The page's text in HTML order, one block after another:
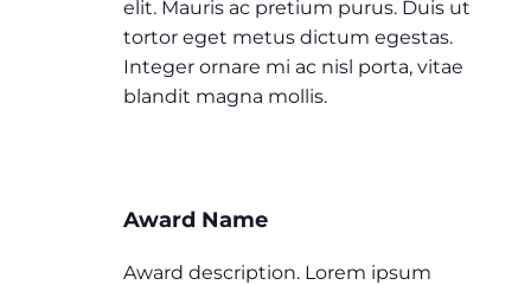
elit. Mauris ac pretium purus. Duis ut
tortor eget metus dictum egestas.
Integer ornare mi ac nisl porta, vitae
blandit magna mollis.
Award Name
Award description. Lorem ipsum